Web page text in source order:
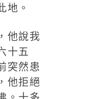
地。
他說我
十五
突然患
他拒絕